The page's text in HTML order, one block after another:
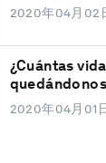
2020年04月02
¿Cuántas
2020年04月01